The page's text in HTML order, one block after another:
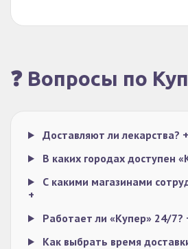
❓ Вопросы по
Доставляют ли лекарства? +
В каких городах доступен
С какими магазинами
+
Работает ли «Купер» 24/7?
Как выбрать время